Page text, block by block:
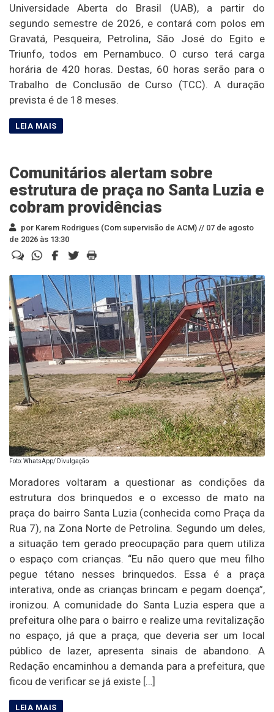
Universidade Aberta do Brasil (UAB), a partir do
segundo semestre de 2026, e contará com polos em
Gravatá, Pesqueira, Petrolina, São José do Egito e
Triunfo, todos em Pernambuco. O curso terá carga
horária de 420 horas. Destas, 60 horas serão para o
Trabalho de Conclusão de Curso (TCC). A duração
prevista é de 18 meses.
Comunitários alertam sobre
estrutura de praça no Santa Luzia e
cobram providências
por Karem Rodrigues (Com supervisão de ACM) // 07 de agosto
de 2026 às 13:30
Foto: WhatsApp/ Divulgação
Moradores voltaram a questionar as condições da
estrutura dos brinquedos e o excesso de mato na
praça do bairro Santa Luzia (conhecida como Praça da
Rua 7), na Zona Norte de Petrolina. Segundo um deles,
a situação tem gerado preocupação para quem utiliza
o espaço com crianças. “Eu não quero que meu filho
pegue tétano nesses brinquedos. Essa é a praça
interativa, onde as crianças brincam e pegam doença”,
ironizou. A comunidade do Santa Luzia espera que a
prefeitura olhe para o bairro e realize uma revitalização
no espaço, já que a praça, que deveria ser um local
público de lazer, apresenta sinais de abandono. A
Redação encaminhou a demanda para a prefeitura, que
ficou de verificar se já existe […]